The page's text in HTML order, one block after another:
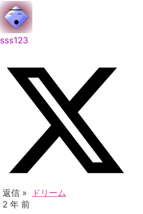
sss123
返信 »
ドリーム
2 年 前